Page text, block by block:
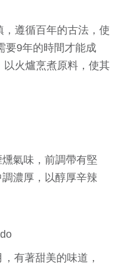
遵循百年的古法，使
要9年的時間才能成
火爐烹煮原料，使其
氣味，前調帶有堅
濃厚，以醇厚辛辣
有著甜美的味道，